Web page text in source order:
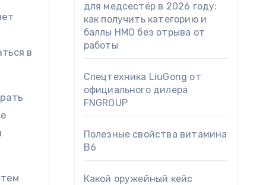
в
для медсестёр в 2026 году:
как получить категорию и
баллы НМО без отрыва от
работы
Спецтехника LiuGong от
официального дилера
FNGROUP
Полезные свойства витамина
B6
Какой оружейный кейс